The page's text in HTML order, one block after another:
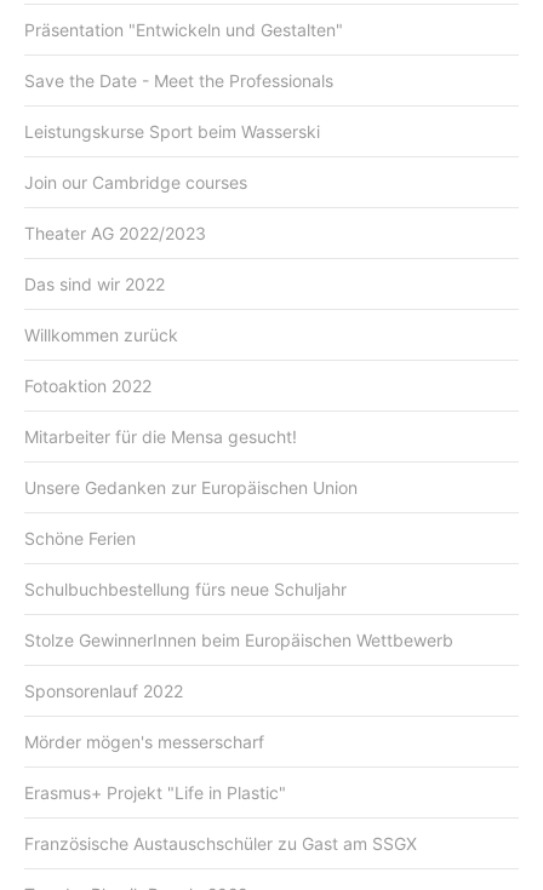
Präsentation "Entwickeln und Gestalten"
Save the Date - Meet the Professionals
Leistungskurse Sport beim Wasserski
Join our Cambridge courses
Theater AG 2022/2023
Das sind wir 2022
Willkommen zurück
Fotoaktion 2022
Mitarbeiter für die Mensa gesucht!
Unsere Gedanken zur Europäischen Union
Schöne Ferien
Schulbuchbestellung fürs neue Schuljahr
Stolze GewinnerInnen beim Europäischen Wettbewerb
Sponsorenlauf 2022
Mörder mögen's messerscharf
Erasmus+ Projekt "Life in Plastic"
Französische Austauschschüler zu Gast am SSGX